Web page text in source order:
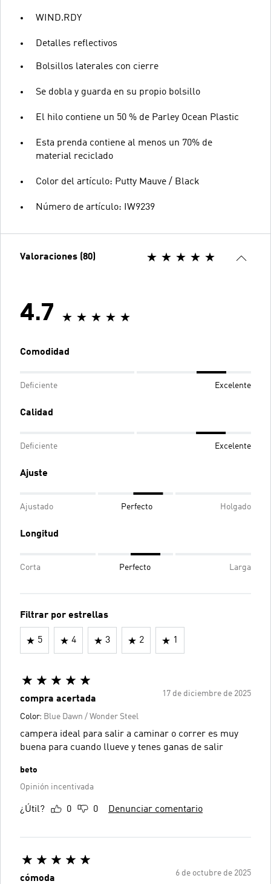
WIND.RDY
Detalles reflectivos
Bolsillos laterales con cierre
Se dobla y guarda en su propio bolsillo
El hilo contiene un 50 % de Parley Ocean Plastic
Esta prenda contiene al menos un 70% de
material reciclado
Color del artículo: Putty Mauve / Black
Número de artículo: IW9239
Valoraciones (80)
4.7
Comodidad
Deficiente Excelente
Calidad
Deficiente Excelente
Ajuste
Ajustado Perfecto Holgado
Longitud
Corta Perfecto Larga
Filtrar por estrellas
5 4 3 2 1
17 de diciembre de 2025
compra acertada
Color: Blue Dawn / Wonder Steel
campera ideal para salir a caminar o correr es muy
buena para cuando llueve y tenes ganas de salir
beto
Opinión incentivada
¿Útil? 0 0 Denunciar comentario
6 de octubre de 2025
cómoda